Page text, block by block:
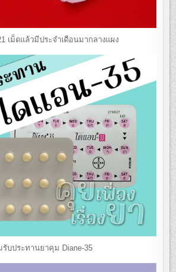
เม็ดแล้วมีประจำเดือนมากลางแผง
รับประทานยาคุม Diane-35